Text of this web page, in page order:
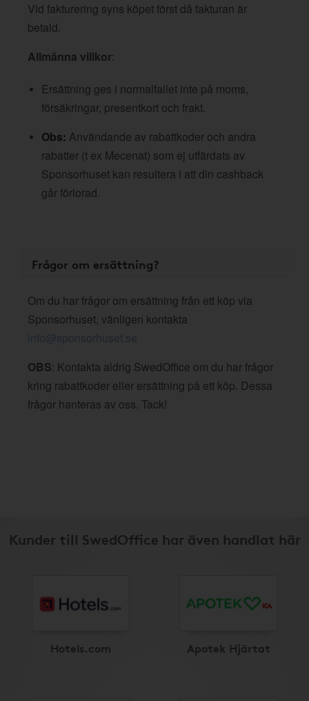
Vid fakturering syns köpet först då fakturan är
betald.
Allmänna villkor:
Ersättning ges i normalfallet inte på moms,
försäkringar, presentkort och frakt.
Obs: Användande av rabattkoder och andra
rabatter (t ex Mecenat) som ej utfärdats av
Sponsorhuset kan resultera i att din cashback
går förlorad.
Frågor om ersättning?
Om du har frågor om ersättning från ett köp via
Sponsorhuset, vänligen kontakta
info@sponsorhuset.se
OBS: Kontakta aldrig SwedOffice om du har frågor
kring rabattkoder eller ersättning på ett köp. Dessa
frågor hanteras av oss. Tack!
Kunder till SwedOffice har även handlat här
Hotels.com Apotek Hjärtat